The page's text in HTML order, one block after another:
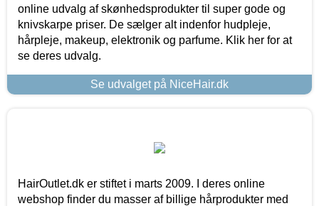
online udvalg af skønhedsprodukter til super gode og
knivskarpe priser. De sælger alt indenfor hudpleje,
hårpleje, makeup, elektronik og parfume. Klik her for at
se deres udvalg.
Se udvalget på NiceHair.dk
HairOutlet.dk er stiftet i marts 2009. I deres online
webshop finder du masser af billige hårprodukter med